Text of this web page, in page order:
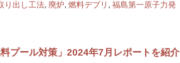
り出し工法, 廃炉, 燃料デブリ , 福島第一原子力発
プール対策」2024年7月レポートを紹介